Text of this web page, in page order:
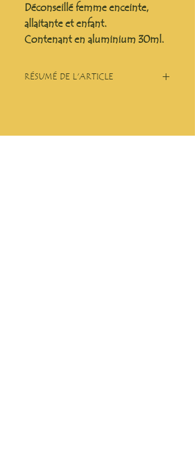
Déconseillé femme enceinte,
allaitante et enfant.
Contenant en aluminium 30ml.
RÉSUMÉ DE L'ARTICLE